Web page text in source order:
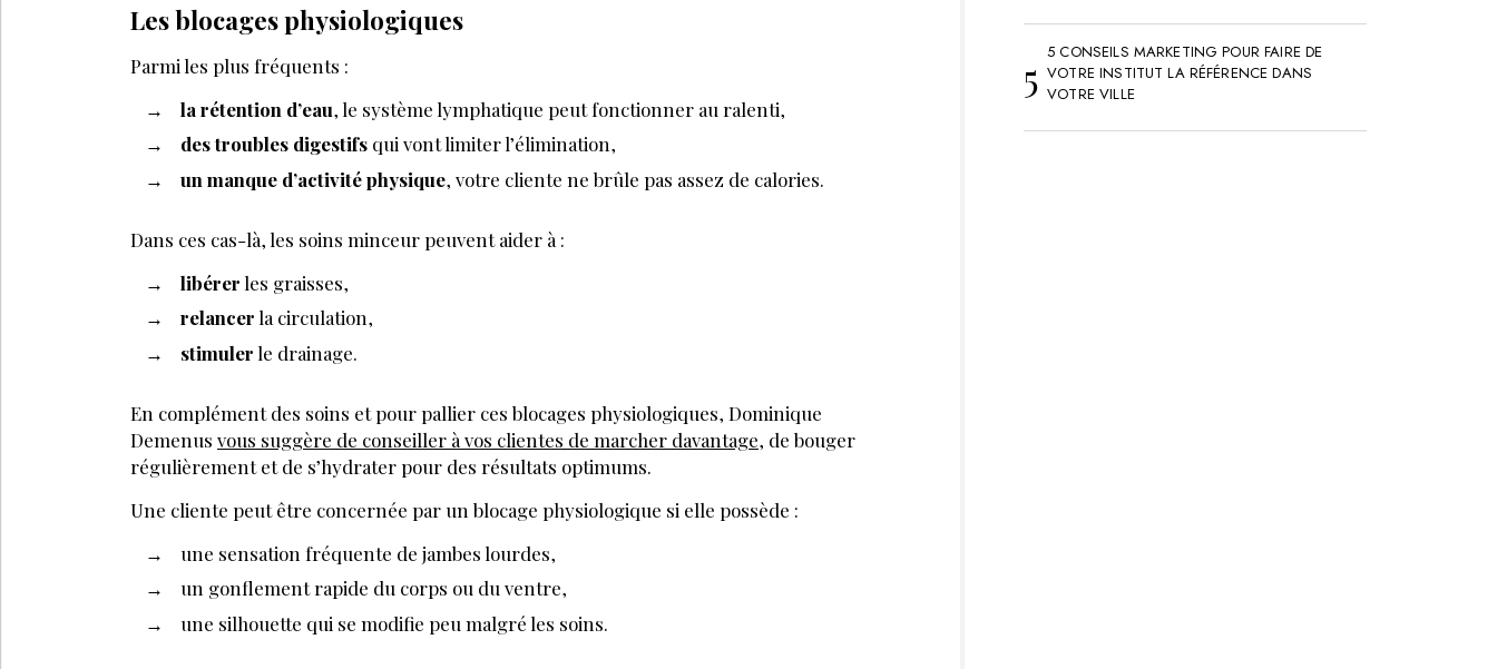
Les blocages physiologiques
Parmi les plus fréquents :
la rétention d’eau, le système lymphatique peut fonctionner au ralenti,
des troubles digestifs qui vont limiter l’élimination,
un manque d’activité physique, votre cliente ne brûle pas assez de calories.
Dans ces cas-là, les soins minceur peuvent aider à :
libérer les graisses,
relancer la circulation,
stimuler le drainage.
En complément des soins et pour pallier ces blocages physiologiques, Dominique
Demenus vous suggère de conseiller à vos clientes de marcher davantage, de bouger
régulièrement et de s’hydrater pour des résultats optimums.
Une cliente peut être concernée par un blocage physiologique si elle possède :
une sensation fréquente de jambes lourdes,
un gonflement rapide du corps ou du ventre,
une silhouette qui se modifie peu malgré les soins.
5 CONSEILS MARKETING POUR FAIRE DE
VOTRE INSTITUT LA RÉFÉRENCE DANS
VOTRE VILLE